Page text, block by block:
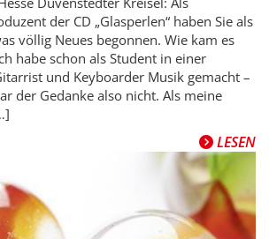
der CD „Glasperlen“ haben Sie als
völlig Neues begonnen. Wie kam es
habe schon als Student in einer
und Keyboarder Musik gemacht –
der Gedanke also nicht. Als meine
LESEN